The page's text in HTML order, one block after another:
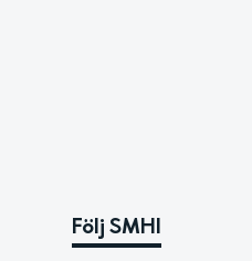
Följ SMHI